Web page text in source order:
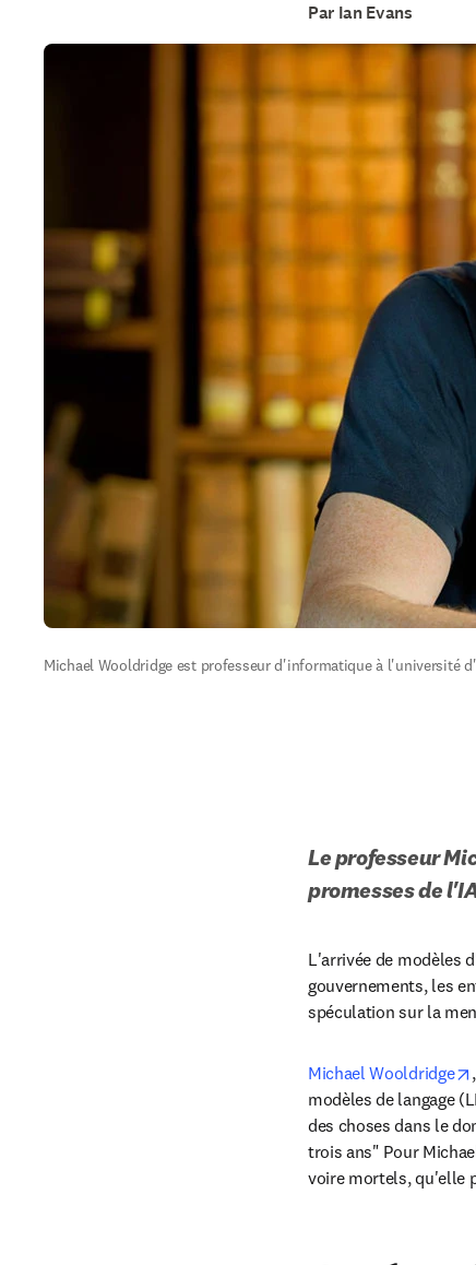
Par Ian Evans
Michael Wooldridge est professeur d'informatique à l'université
Le professeur
promesses de
L'arrivée de modèles
gouvernements, les
spéculation sur la
Michael Wooldridge
modèles de langage
des choses dans le
trois ans" Pour
voire mortels, qu'elle